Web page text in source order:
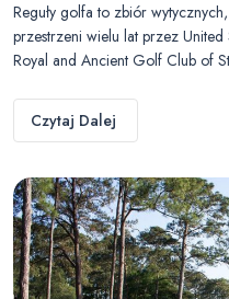
Reguły golfa to zbiór
przestrzeni wielu lat przez
Royal and Ancient Golf Club of
Czytaj Dalej